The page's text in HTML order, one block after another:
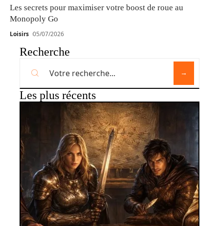
Les secrets pour maximiser votre boost de roue au
Monopoly Go
Loisirs 05/07/2026
Recherche
Les plus récents